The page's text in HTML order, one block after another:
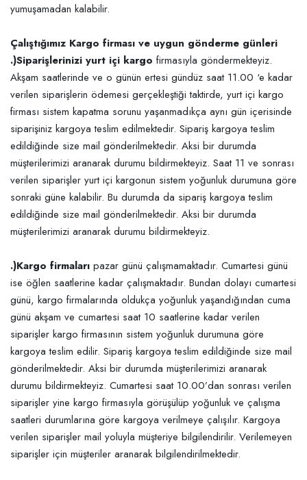
yumuşamadan kalabilir.
Çalıştığımız Kargo firması ve uygun gönderme günleri
.)Siparişlerinizi yurt içi kargo firmasıyla göndermekteyiz.
Akşam saatlerinde ve o günün ertesi gündüz saat 11.00 ‘e kadar
verilen siparişlerin ödemesi gerçekleştiği taktirde, yurt içi kargo
firması sistem kapatma sorunu yaşanmadıkça aynı gün içerisinde
siparişiniz kargoya teslim edilmektedir. Sipariş kargoya teslim
edildiğinde size mail gönderilmektedir. Aksi bir durumda
müşterilerimizi aranarak durumu bildirmekteyiz. Saat 11 ve sonrası
verilen siparişler yurt içi kargonun sistem yoğunluk durumuna göre
sonraki güne kalabilir. Bu durumda da sipariş kargoya teslim
edildiğinde size mail gönderilmektedir. Aksi bir durumda
müşterilerimizi aranarak durumu bildirmekteyiz.
.)Kargo firmaları pazar günü çalışmamaktadır. Cumartesi günü
ise öğlen saatlerine kadar çalışmaktadır. Bundan dolayı cumartesi
günü, kargo firmalarında oldukça yoğunluk yaşandığından cuma
günü akşam ve cumartesi saat 10 saatlerine kadar verilen
siparişler kargo firmasının sistem yoğunluk durumuna göre
kargoya teslim edilir. Sipariş kargoya teslim edildiğinde size mail
gönderilmektedir. Aksi bir durumda müşterilerimizi aranarak
durumu bildirmekteyiz. Cumartesi saat 10.00’dan sonrası verilen
siparişler yine kargo firmasıyla görüşülüp yoğunluk ve çalışma
saatleri durumlarına göre kargoya verilmeye çalışılır. Kargoya
verilen siparişler mail yoluyla müşteriye bilgilendirilir. Verilemeyen
siparişler için müşteriler aranarak bilgilendirilmektedir.